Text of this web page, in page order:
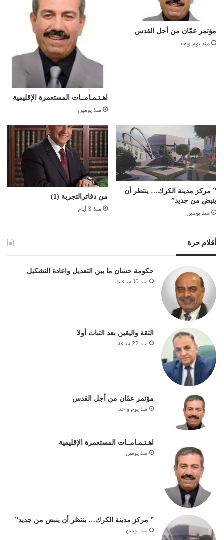
مؤتمر عمّان من أجل القدس
منذ يوم واحد
اهـتـمـامــات المستعمرة الإقليمية
منذ يومين
” مركز مدينة الكرك… ينتظر أن
ينبض من جديد”
منذ يومين
من دفاترالتجربة (1)
منذ 3 أيام
أقلام حرة
حكومة حسان ما بين التعديل واعادة التشكيل
منذ 10 ساعات
الثقة واليقين بعد الثبات أولا
منذ 22 ساعة
مؤتمر عمّان من أجل القدس
منذ يوم واحد
اهـتـمـامــات المستعمرة الإقليمية
منذ يومين
” مركز مدينة الكرك… ينتظر أن ينبض من جديد”
منذ يومين